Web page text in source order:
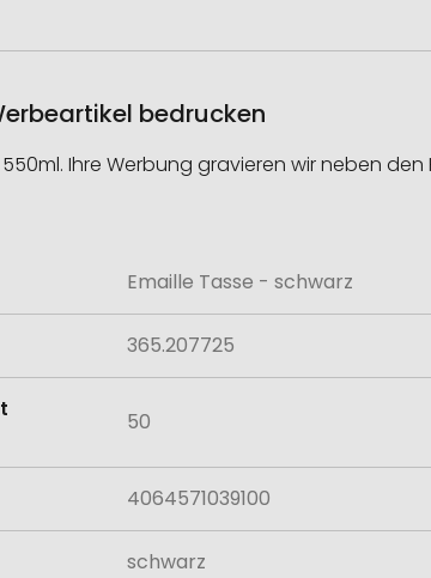
bedrucken
Ihre Werbung gravieren wir neben den
Emaille Tasse - schwarz
365.207725
50
4064571039100
schwarz